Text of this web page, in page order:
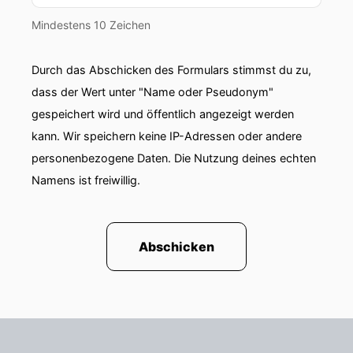
Parlamentswahlen stattgefunden, deren
00:01:33: Am zwölften April wurde ein Ungarn
gewählt Was mit besonderem Interesse
beobachtet wurde
00:01:38: Und
00:01:43: Dort hin schauen wir jetzt
00:01:45: In Bulgarien wurde nämlich zum
Mindestens 10 Zeichen
Durch das Abschicken des Formulars stimmst du zu,
dass der Wert unter "Name oder Pseudonym"
gespeichert wird und öffentlich angezeigt werden
kann. Wir speichern keine IP-Adressen oder andere
personenbezogene Daten. Die Nutzung deines echten
Namens ist freiwillig.
Abschicken